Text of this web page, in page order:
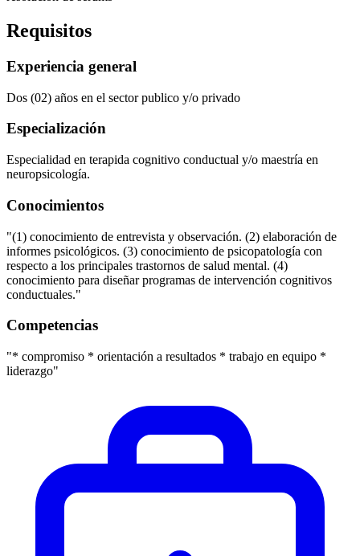
Requisitos
Experiencia general
Dos (02) años en el sector publico y/o privado
Especialización
Especialidad en terapida cognitivo conductual y/o maestría en
neuropsicología.
Conocimientos
"(1) conocimiento de entrevista y observación. (2) elaboración de
informes psicológicos. (3) conocimiento de psicopatología con
respecto a los principales trastornos de salud mental. (4)
conocimiento para diseñar programas de intervención cognitivos
conductuales."
Competencias
"* compromiso * orientación a resultados * trabajo en equipo *
liderazgo"